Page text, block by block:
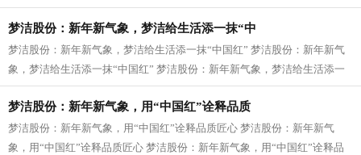
眠激发强健免疫力 梦洁：好眠激发...
梦洁股份：新年新气象，梦洁给生活添一抹“中
梦洁股份：新年新气象，梦洁给生活添一抹“中国红” 梦洁股份：新年新气
象，梦洁给生活添一抹“中国红” 梦洁股份：新年新气象，梦洁给生活添一
抹“中国红” 梦洁股份：新年新...
梦洁股份：新年新气象，用“中国红”诠释品质
梦洁股份：新年新气象，用“中国红”诠释品质匠心 梦洁股份：新年新气
象，用“中国红”诠释品质匠心 梦洁股份：新年新气象，用“中国红”诠释品